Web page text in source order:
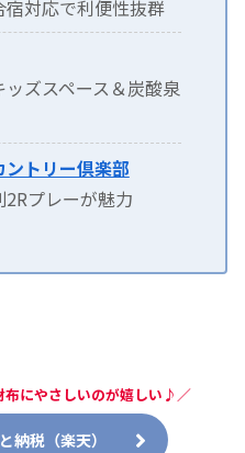
対応で利便性抜群
ズスペース＆炭酸泉
トリー倶楽部
プレーが魅力
にやさしいのが嬉しい♪／
納税（楽天）